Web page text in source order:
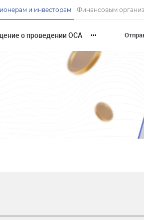
и инвесторам Финансовым
о проведении ОСА •••